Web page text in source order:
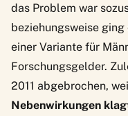
das Problem war
beziehungsweise
einer Variante für
Forschungsgelder.
2011 abgebrochen,
Nebenwirkungen